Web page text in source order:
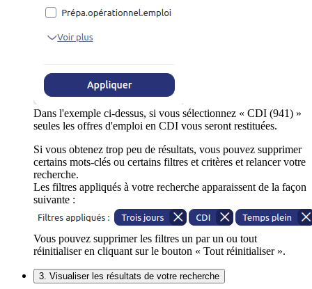
Dans l'exemple ci-dessus, si vous sélectionnez « CDI (941) »
seules les offres d'emploi en CDI vous seront restituées.
Si vous obtenez trop peu de résultats, vous pouvez supprimer
certains mots-clés ou certains filtres et critères et relancer votre
recherche.
Les filtres appliqués à votre recherche apparaissent de la façon
suivante :
Vous pouvez supprimer les filtres un par un ou tout
réinitialiser en cliquant sur le bouton « Tout réinitialiser ».
3. Visualiser les résultats de votre recherche